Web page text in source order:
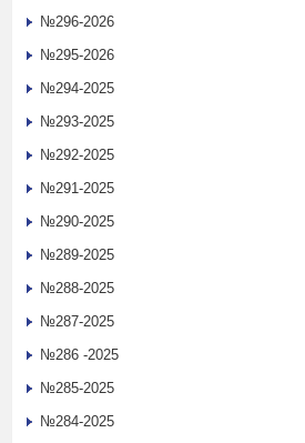
№296-2026
№295-2026
№294-2025
№293-2025
№292-2025
№291-2025
№290-2025
№289-2025
№288-2025
№287-2025
№286 -2025
№285-2025
№284-2025